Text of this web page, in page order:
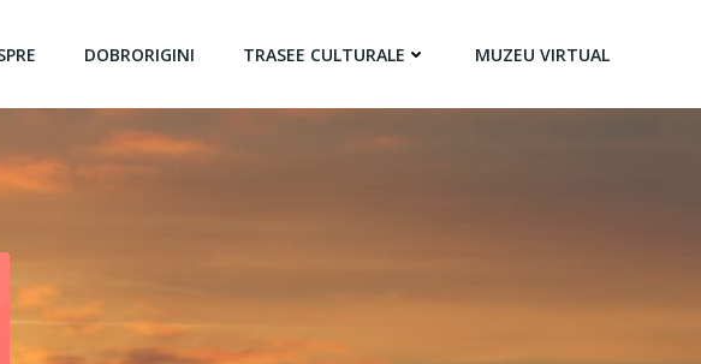
DOBRORIGINI TRASEE CULTURALE MUZEU VIRTUAL